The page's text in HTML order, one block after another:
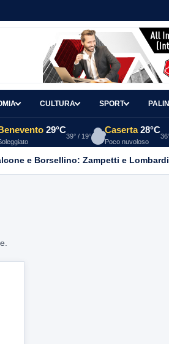
CULTURA SPORT
29°C
39° / 19°
Caserta 28°C
Poco nuvoloso
e Borsellino: Zampetti e